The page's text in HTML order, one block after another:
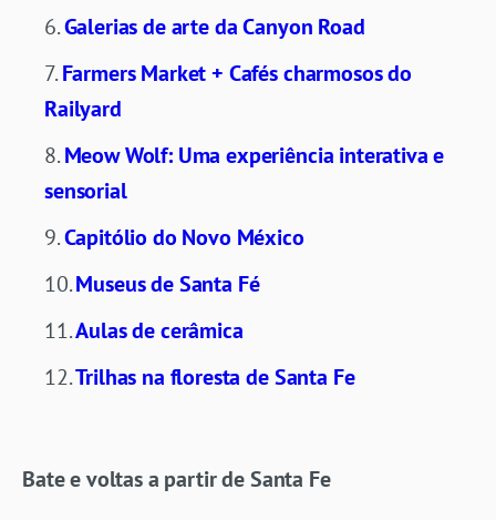
Galerias de arte da Canyon Road
Farmers Market + Cafés charmosos do
Railyard
Meow Wolf: Uma experiência interativa e
sensorial
Capitólio do Novo México
Museus de Santa Fé
Aulas de cerâmica
Trilhas na floresta de Santa Fe
Bate e voltas a partir de Santa Fe